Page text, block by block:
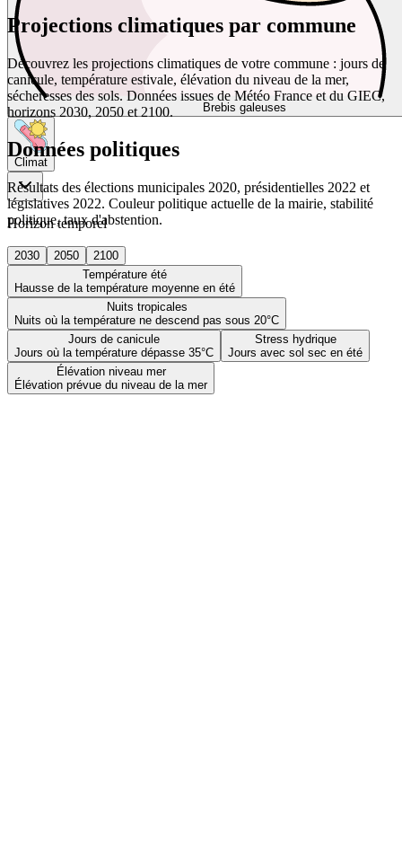
Brebis galeuses
Climat
Horizon temporel
2030 2050
2100
Température été
Hausse de la température moyenne en été
Nuits tropicales
Nuits où la température ne descend pas sous 20°C
Jours de canicule
Jours où la température dépasse 35°C
Stress hydrique
Jours avec sol sec en été
Élévation niveau mer
Élévation prévue du niveau de la mer
Projections climatiques par commune
Découvrez les projections climatiques de votre commune : jours de
canicule, température estivale, élévation du niveau de la mer,
sécheresses des sols. Données issues de Météo France et du GIEC,
horizons 2030, 2050 et 2100.
Données politiques
Résultats des élections municipales 2020, présidentielles 2022 et
législatives 2022. Couleur politique actuelle de la mairie, stabilité
politique, taux d'abstention.